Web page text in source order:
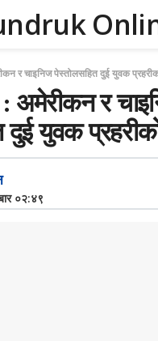
र चाइनिज पेस्तोलसहित दुई युवक
अमेरीकन र
युवक
०२:४९